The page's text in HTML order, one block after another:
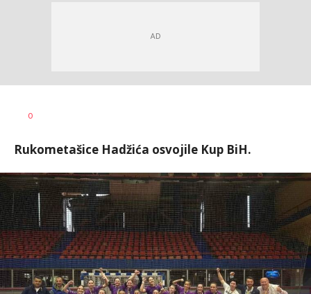
AUTOR
0
Rukometašice Hadžića osvojile Kup BiH.